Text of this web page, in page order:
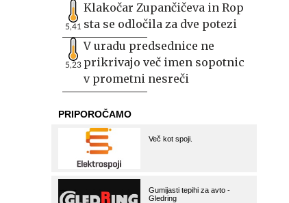
5,41
Klakočar Zupančičeva in Rop
sta se odločila za dve potezi
5,23
V uradu predsednice ne
prikrivajo več imen sopotnic
v prometni nesreči